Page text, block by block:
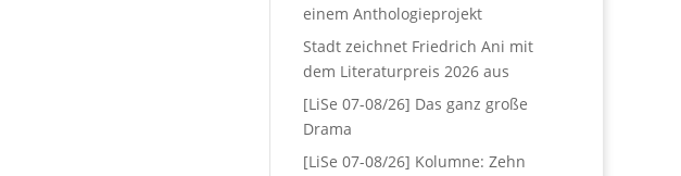
einem Anthologieprojekt
Stadt zeichnet Friedrich Ani mit
dem Literaturpreis 2026 aus
[LiSe 07-08/26] Das ganz große
Drama
[LiSe 07-08/26] Kolumne: Zehn